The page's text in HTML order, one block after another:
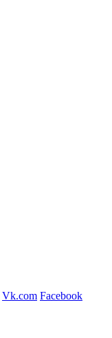
Vk.com Facebook